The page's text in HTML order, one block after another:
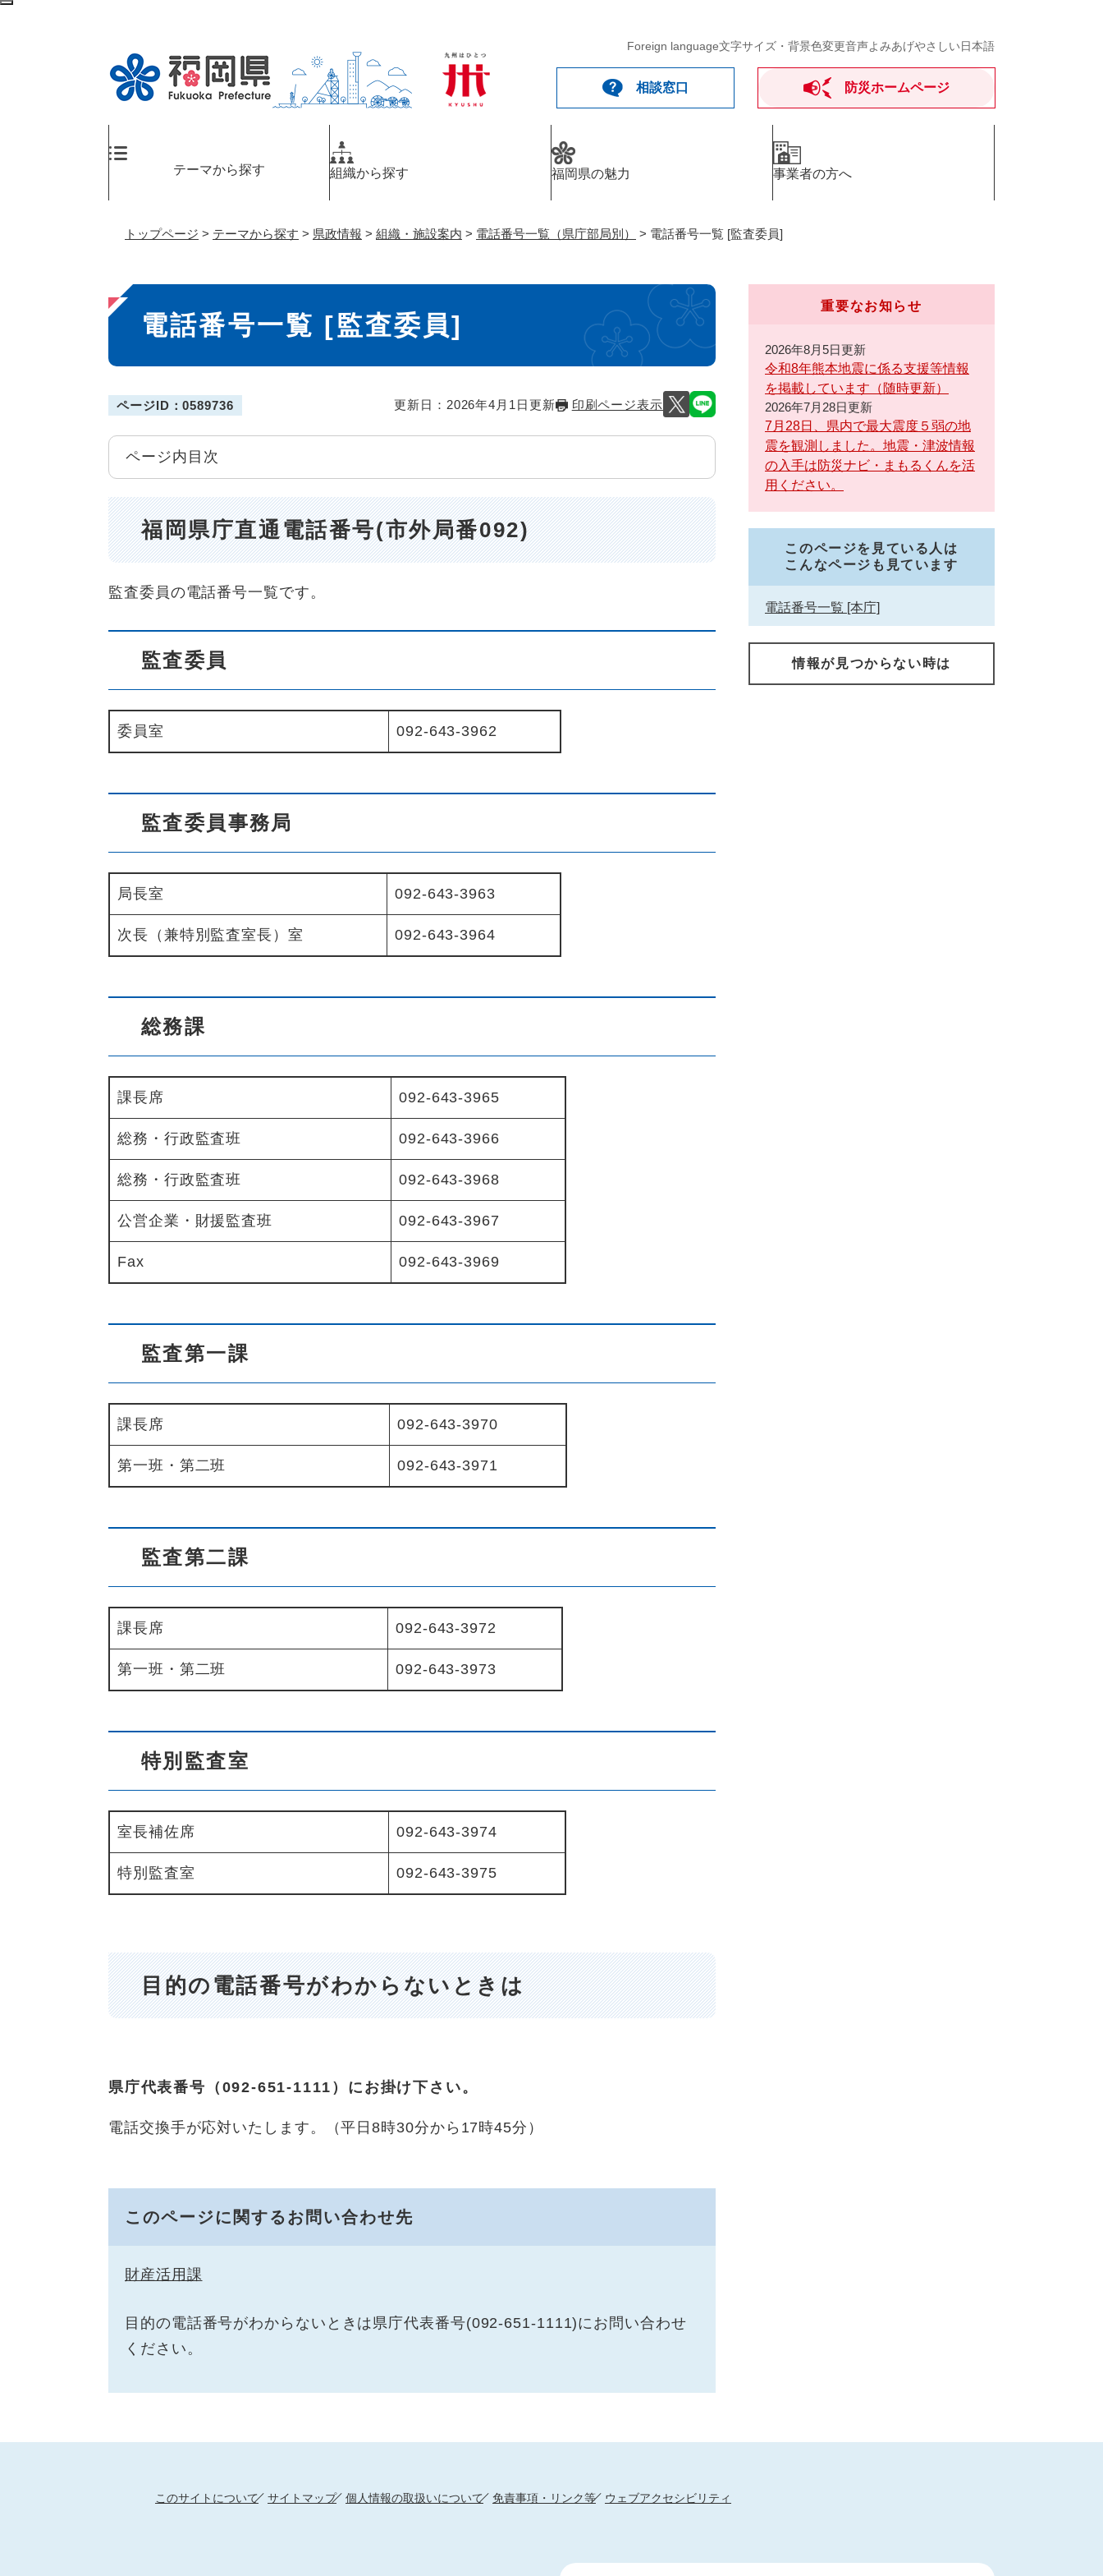
ペ
Foreign language文字サイズ・背景色変更音声よみあげやさしい日本語
相談窓口 防災ホームページ
テーマから探す 組織から探す 福岡県の魅力 事業者の方へ
トップページ > テーマから探す > 県政情報 > 組織・施設案内 > 電話番号一覧（県庁部局別） > 電話番号一覧 [監査委員]
本
文
電話番号一覧 [監査委員]
ページID：0589736 更新日：2026年4月1日更新 印刷ページ表示
ページ内目次
福岡県庁直通電話番号(市外局番092)
監査委員の電話番号一覧です。
監査委員
委員室 092-643-3962
監査委員事務局
局長室 092-643-3963
次長（兼特別監査室長）室 092-643-3964
総務課
課長席 092-643-3965
総務・行政監査班 092-643-3966
総務・行政監査班 092-643-3968
公営企業・財援監査班 092-643-3967
Fax 092-643-3969
監査第一課
課長席 092-643-3970
第一班・第二班 092-643-3971
監査第二課
課長席 092-643-3972
第一班・第二班 092-643-3973
特別監査室
室長補佐席 092-643-3974
特別監査室 092-643-3975
目的の電話番号がわからないときは
県庁代表番号（092-651-1111）にお掛け下さい。
電話交換手が応対いたします。（平日8時30分から17時45分）
このページに関するお問い合わせ先
財産活用課
目的の電話番号がわからないときは県庁代表番号(092-651-1111)にお問い合わせ
ください。
重要なお知らせ
2026年8月5日更新
令和8年熊本地震に係る支援等情報
を掲載しています（随時更新）
2026年7月28日更新
7月28日、県内で最大震度５弱の地
震を観測しました。地震・津波情報
の入手は防災ナビ・まもるくんを活
用ください。
このページを見ている人は
こんなページも見ています
電話番号一覧 [本庁]
情報が見つからない時は
このサイトについて サイトマップ 個人情報の取扱いについて 免責事項・リンク等 ウェブアクセシビリティ